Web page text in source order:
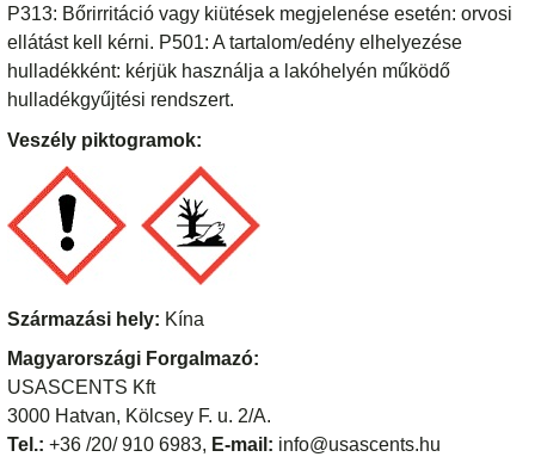
P313: Bőrirritáció vagy kiütések megjelenése esetén: orvosi
ellátást kell kérni. P501: A tartalom/edény elhelyezése
hulladékként: kérjük használja a lakóhelyén működő
hulladékgyűjtési rendszert.
Veszély piktogramok:
Származási hely: Kína
Magyarországi Forgalmazó:
USASCENTS Kft
3000 Hatvan, Kölcsey F. u. 2/A.
Tel.: +36 /20/ 910 6983, E-mail: info@usascents.hu